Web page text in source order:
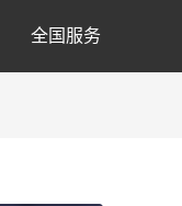
全国服务